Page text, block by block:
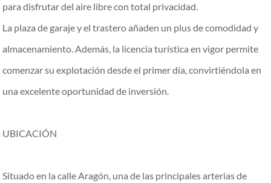
para disfrutar del aire libre con total privacidad.
La plaza de garaje y el trastero añaden un plus de comodidad y
almacenamiento. Además, la licencia turística en vigor permite
comenzar su explotación desde el primer día, convirtiéndola en
una excelente oportunidad de inversión.
UBICACIÓN
Situado en la calle Aragón, una de las principales arterias de